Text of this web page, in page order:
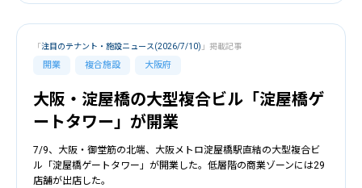
開業 複合施設 大阪府
「注目のテナント・施設ニュース(2026/7/10) 」掲載記事
大阪・淀屋橋の大型複合ビル「淀屋橋ゲ
ートタワー」が開業
7/9、大阪・御堂筋の北端、大阪メトロ淀屋橋駅直結の大型複合ビ
ル「淀屋橋ゲートタワー」が開業した。低層階の商業ゾーンには29
店舗が出店した。